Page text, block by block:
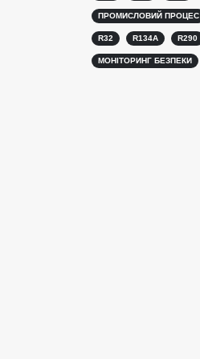
ПРОМИСЛОВИЙ ПРОЦЕС
R32 R134A R290
МОНІТОРИНГ БЕЗПЕКИ